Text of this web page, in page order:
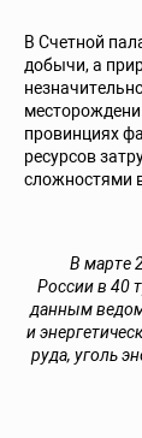
В Счетной
добычи, а
провинциях
ресурсов
сложностями
В марте
России в 40
данным
и
руда, уголь